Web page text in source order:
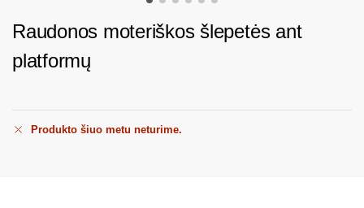
Raudonos moteriškos šlepetės ant
platformų
Produkto šiuo metu neturime.